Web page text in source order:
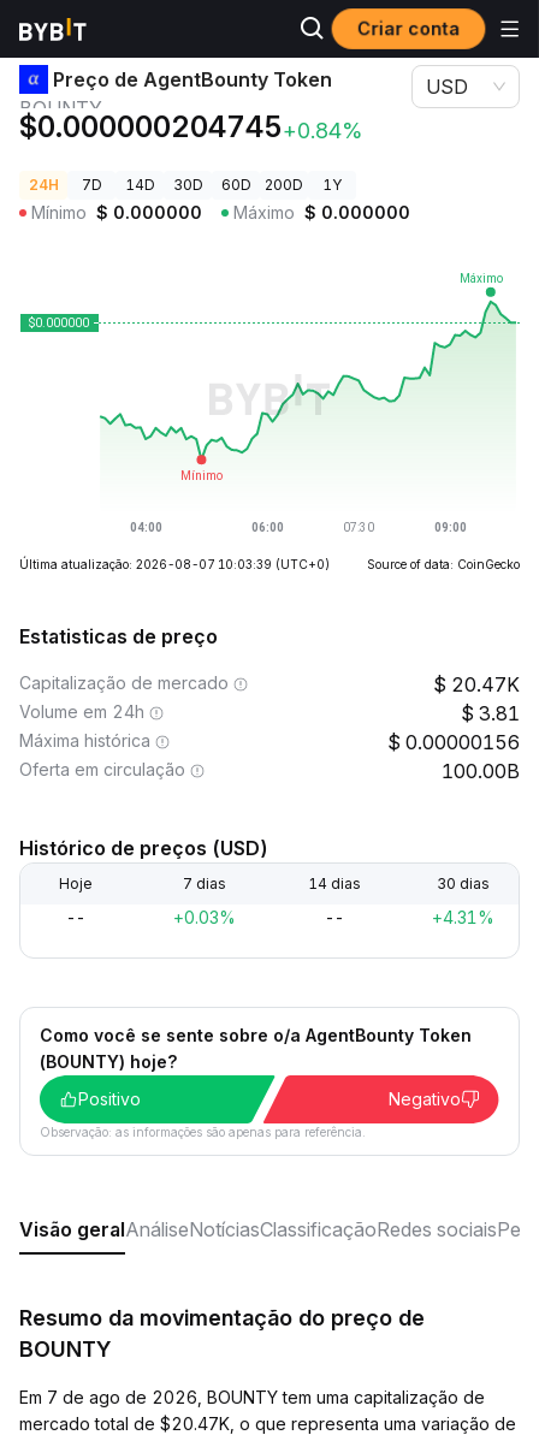
Criar conta
Preços de Criptomoedas Preço de AgentBounty Token BOUNTY
Preço de AgentBounty Token
BOUNTY
$0.000000204745+0.84%
USD
24H 7D 14D 30D 60D 200D 1Y
Mínimo $ 0.000000 Máximo $ 0.000000
Última atualização: 2026-08-07 10:03:39 (UTC+0) Source of data: CoinGecko
Estatisticas de preço
Capitalização de mercado 20.47K
Volume em 24h 3.81
Máxima histórica 0.00000156
Oferta em circulação 100.00B
Histórico de preços (USD)
Hoje 7 dias 14 dias 30 dias
-- +0.03% -- +4.31%
Como você se sente sobre o/a AgentBounty Token
(BOUNTY) hoje?
Positivo
Negativo
Observação: as informações são apenas para referência.
Visão geralAnáliseNotíciasClassificaçãoRedes sociais
Resumo da movimentação do preço de
BOUNTY
Em 7 de ago de 2026, BOUNTY tem uma capitalização de
mercado total de $20.47K, o que representa uma variação de